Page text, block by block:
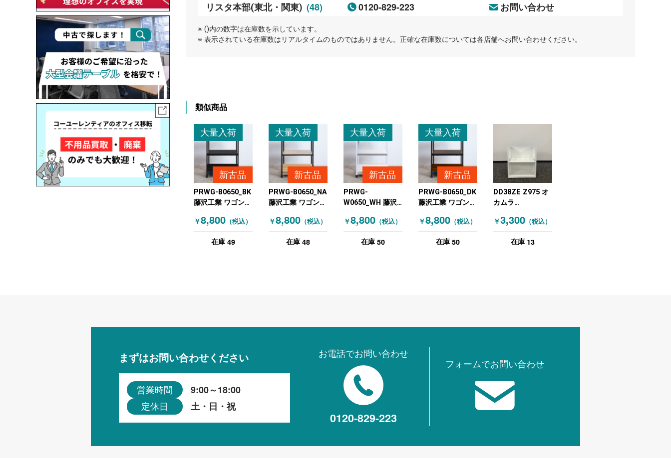
リスタ本部(東北・関東) (48) 0120-829-223 お問い合わせ
※ ()内の数字は在庫数を示しています。
※ 表示されている在庫数はリアルタイムのものではありません。正確な在庫数については各店舗へお問い合わせください。
類似商品
大量入荷
新古品
PRWG-B0650_BK
藤沢工業 ワゴンそ
ィステリア) 未使
￥8,800 （税込）
在庫 49
大量入荷
新古品
PRWG-B0650_NA
藤沢工業 ワゴンそ
ィステリア) 未使
（ナチュラル）
￥8,800（税込）
在庫 48
大量入荷
新古品
PRWG-
W0650_WH 藤沢
Wisteria(ウィス
ワイト
￥8,800（税込）
在庫 50
大量入荷
新古品
PRWG-B0650_DK
藤沢工業 ワゴンそ
ィステリア)サイド
ラック 木目（ブラ
￥8,800（税込）
在庫 50
DD38ZE Z975 オ
カムラ
ンその他 ホワイト
￥3,300（税込）
在庫 13
まずはお問い合わせください
営業時間 9:00～18:00
定休日 土・日・祝
お電話でお問い合わせ
0120-829-223
フォームでお問い合わせ